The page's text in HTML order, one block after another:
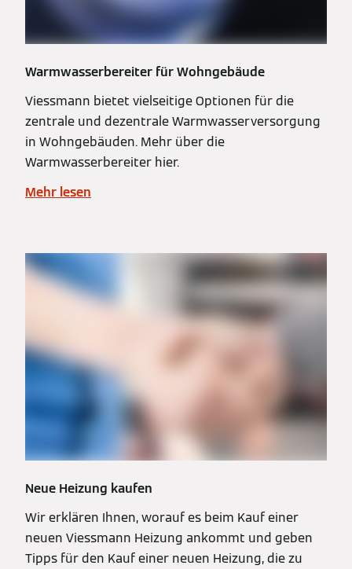
Warmwasserbereiter für Wohngebäude
Viessmann bietet vielseitige Optionen für die
zentrale und dezentrale Warmwasserversorgung
in Wohngebäuden. Mehr über die
Warmwasserbereiter hier.
Mehr lesen
Neue Heizung kaufen
Wir erklären Ihnen, worauf es beim Kauf einer
neuen Viessmann Heizung ankommt und geben
Tipps für den Kauf einer neuen Heizung, die zu